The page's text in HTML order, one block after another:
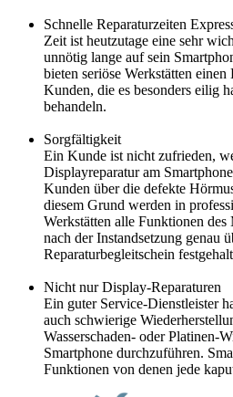
Schnelle Reparaturzeiten
Zeit ist heutzutage eine sehr
unnötig lange auf sein
bieten seriöse Werkstätten
Kunden, die es besonders eilig
behandeln.
Sorgfältigkeit
Ein Kunde ist nicht zufrieden,
Displayreparatur am
Kunden über die defekte
diesem Grund werden in
Werkstätten alle Funktionen
nach der Instandsetzung genau
Reparaturbegleitschein
Nicht nur Display-Reparaturen
Ein guter Service-Dienstleister
auch schwierige
Wasserschaden- oder Platinen-
Smartphone durchzuführen.
Funktionen von denen jede